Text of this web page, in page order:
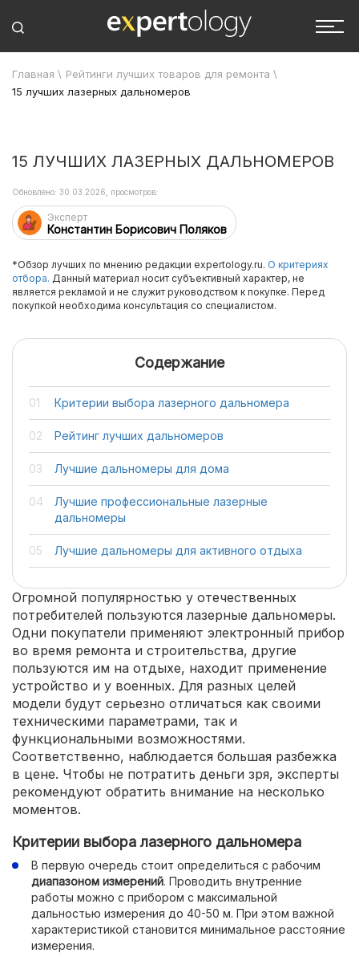
Главная \ Рейтинги лучших товаров для ремонта \
15 лучших лазерных дальномеров
15 ЛУЧШИХ ЛАЗЕРНЫХ ДАЛЬНОМЕРОВ
Эксперт
Константин Борисович Поляков
Обновлено: 30.03.2026, просмотров:
*Обзор лучших по мнению редакции expertology.ru. О критериях
отбора. Данный материал носит субъективный характер, не
является рекламой и не служит руководством к покупке. Перед
покупкой необходима консультация со специалистом.
Содержание
Критерии выбора лазерного дальномера
Рейтинг лучших дальномеров
Лучшие дальномеры для дома
Лучшие профессиональные лазерные
дальномеры
Лучшие дальномеры для активного отдыха
Огромной популярностью у отечественных
потребителей пользуются лазерные дальномеры.
Одни покупатели применяют электронный прибор
во время ремонта и строительства, другие
пользуются им на отдыхе, находит применение
устройство и у военных. Для разных целей
модели будут серьезно отличаться как своими
техническими параметрами, так и
функциональными возможностями.
Соответственно, наблюдается большая разбежка
в цене. Чтобы не потратить деньги зря, эксперты
рекомендуют обратить внимание на несколько
моментов.
Критерии выбора лазерного дальномера
В первую очередь стоит определиться с рабочим
диапазоном измерений. Проводить внутренние
работы можно с прибором с максимальной
дальностью измерения до 40-50 м. При этом важной
характеристикой становится минимальное расстояние
измерения.